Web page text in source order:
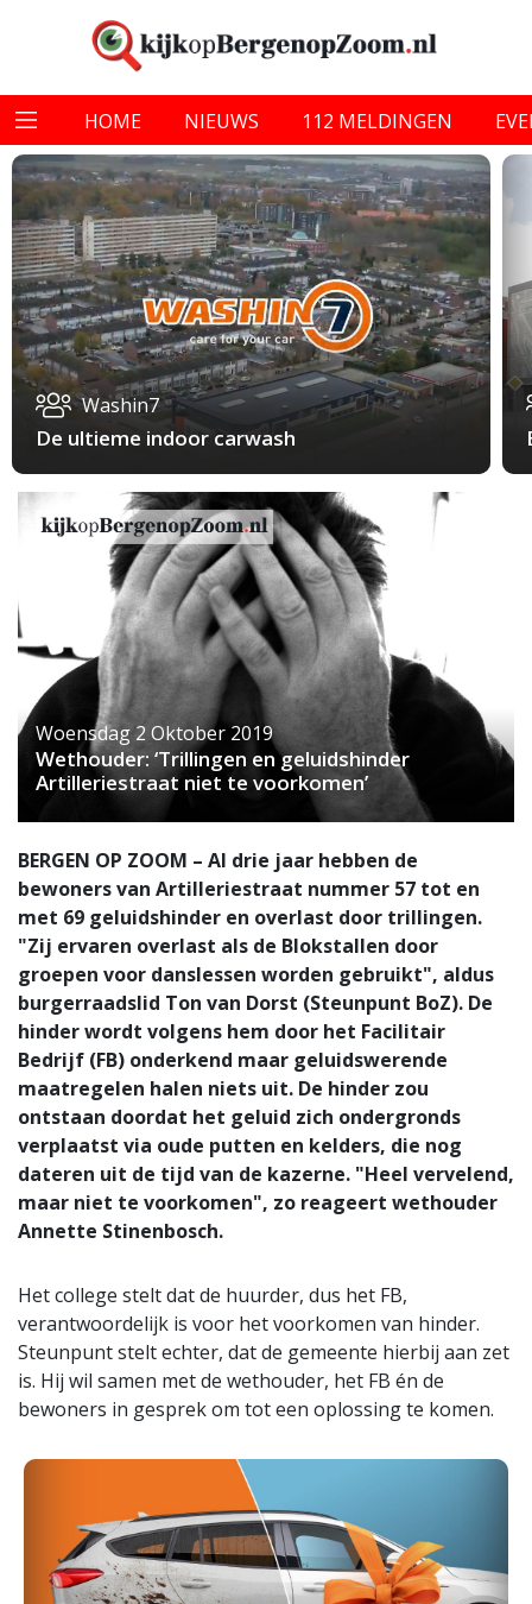
HOME NIEUWS 112 MELDINGEN
Washin7
De ultieme indoor carwash
Woensdag 2 Oktober 2019
Wethouder: ‘Trillingen en geluidshinder
Artilleriestraat niet te voorkomen’
BERGEN OP ZOOM – Al drie jaar hebben de
bewoners van Artilleriestraat nummer 57 tot en
met 69 geluidshinder en overlast door trillingen.
"Zij ervaren overlast als de Blokstallen door
groepen voor danslessen worden gebruikt", aldus
burgerraadslid Ton van Dorst (Steunpunt BoZ). De
hinder wordt volgens hem door het Facilitair
Bedrijf (FB) onderkend maar geluidswerende
maatregelen halen niets uit. De hinder zou
ontstaan doordat het geluid zich ondergronds
verplaatst via oude putten en kelders, die nog
dateren uit de tijd van de kazerne. "Heel vervelend,
maar niet te voorkomen", zo reageert wethouder
Annette Stinenbosch.
Het college stelt dat de huurder, dus het FB,
verantwoordelijk is voor het voorkomen van hinder.
Steunpunt stelt echter, dat de gemeente hierbij aan zet
is. Hij wil samen met de wethouder, het FB én de
bewoners in gesprek om tot een oplossing te komen.